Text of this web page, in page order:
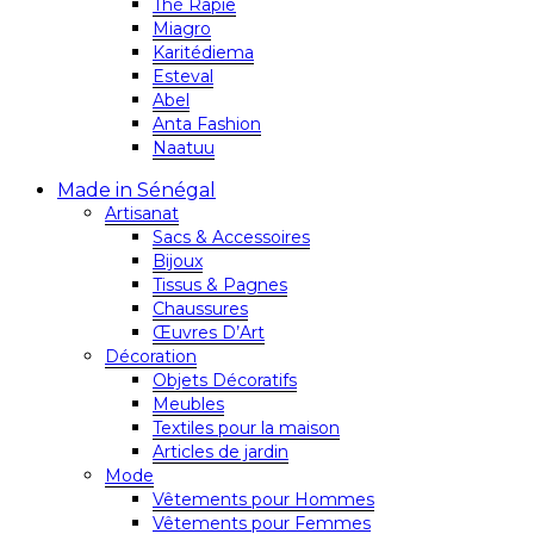
Thé Rapie
Miagro
Karitédiema
Esteval
Abel
Anta Fashion
Naatuu
Made in Sénégal
Artisanat
Sacs & Accessoires
Bijoux
Tissus & Pagnes
Chaussures
Œuvres D’Art
Décoration
Objets Décoratifs
Meubles
Textiles pour la maison
Articles de jardin
Mode
Vêtements pour Hommes
Vêtements pour Femmes